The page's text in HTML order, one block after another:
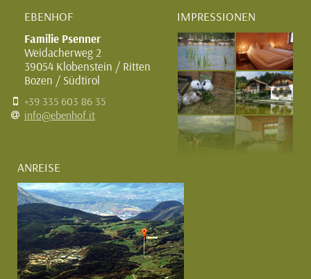
EBENHOF
Familie Psenner
Weidacherweg 2
39054 Klobenstein / Ritten
Bozen / Südtirol
+39 335 603 86 35
info@ebenhof.it
ANREISE
IMPRESSIONEN